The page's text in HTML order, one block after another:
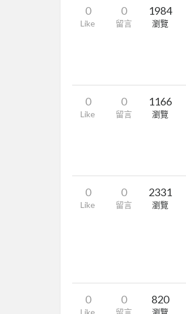
0
Like
0
留言
1984
瀏覽
0
Like
0
留言
1166
瀏覽
0
Like
0
留言
2331
瀏覽
0
Like
0
留言
820
瀏覽